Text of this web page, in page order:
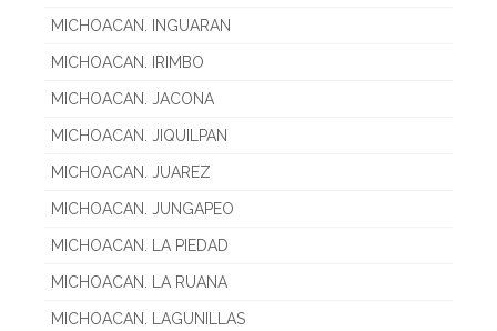
MICHOACAN. INGUARAN
MICHOACAN. IRIMBO
MICHOACAN. JACONA
MICHOACAN. JIQUILPAN
MICHOACAN. JUAREZ
MICHOACAN. JUNGAPEO
MICHOACAN. LA PIEDAD
MICHOACAN. LA RUANA
MICHOACAN. LAGUNILLAS